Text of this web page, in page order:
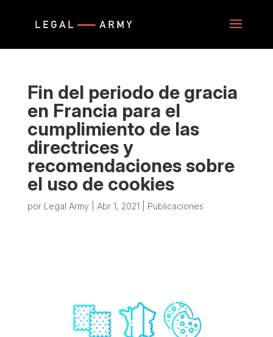
Fin del periodo de gracia
en Francia para el
cumplimiento de las
directrices y
recomendaciones sobre
el uso de cookies
por Legal Army Abr 1, 2021 Publicaciones